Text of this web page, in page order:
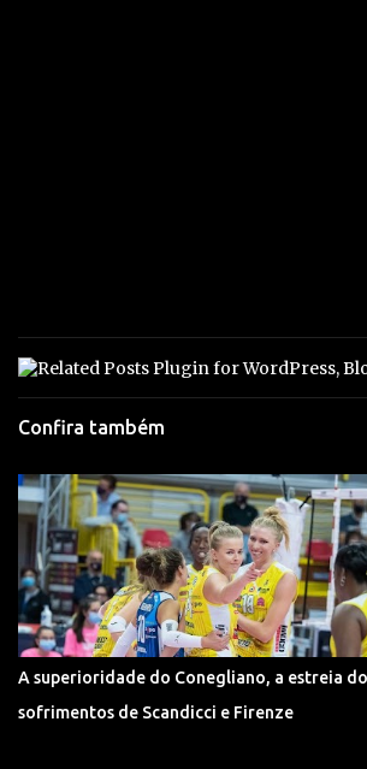
Confira também
A superioridade do Conegliano, a estreia
sofrimentos de Scandicci e Firenze